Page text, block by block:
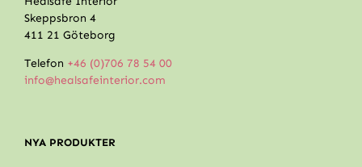
Skeppsbron 4
411 21 Göteborg
Telefon +46 (0)706 78 54 00
info@healsafeinterior.com
NYA PRODUKTER